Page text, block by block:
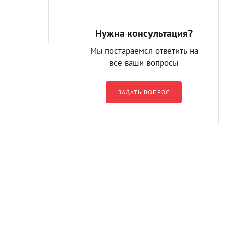
Нужна консультация?
Мы постараемся ответить на
все ваши вопросы
ЗАДАТЬ ВОПРОС